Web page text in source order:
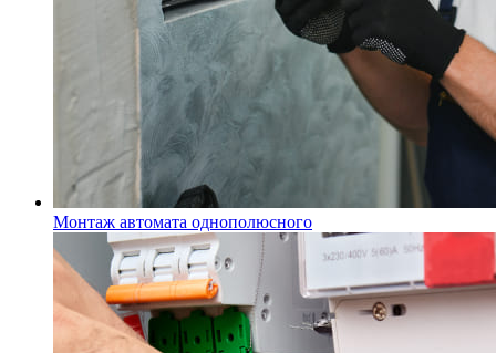
Монтаж автомата однополюсного